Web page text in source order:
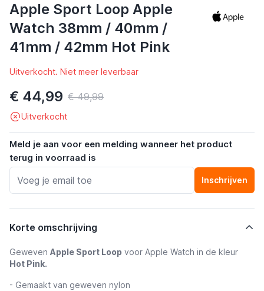
Apple Sport Loop Apple
Watch 38mm / 40mm /
41mm / 42mm Hot Pink
Uitverkocht. Niet meer leverbaar
€ 44,99 € 49,99
Uitverkocht
Meld je aan voor een melding wanneer het product
terug in voorraad is
Inschrijven
Korte omschrijving
Geweven Apple Sport Loop voor Apple Watch in de kleur
Hot Pink.
- Gemaakt van geweven nylon